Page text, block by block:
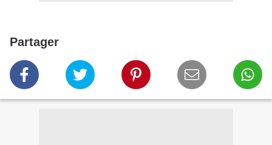
Partager